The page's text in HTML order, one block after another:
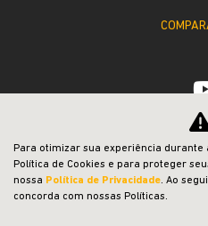
Para otimizar sua experiência durante
Política de Cookies e para proteger
nossa Política de Privacidade. Ao
concorda com nossas Políticas.